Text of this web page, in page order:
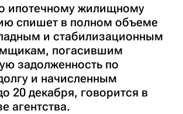
ипотечному жилищному
спишет в полном объеме
и стабилизационным
погасившим
задолженность по
и начисленным
20 декабря, говорится в
агентства.